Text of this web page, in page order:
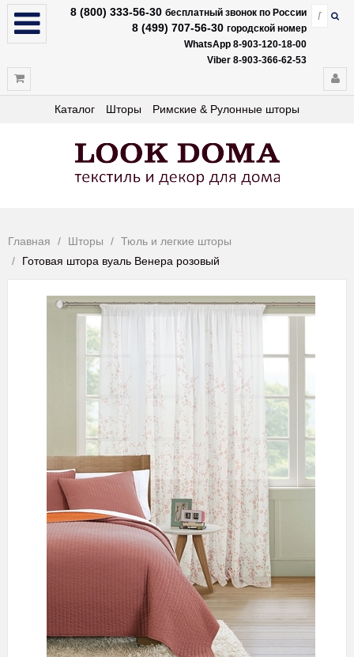
8 (800) 333-56-30 бесплатный звонок по России
8 (499) 707-56-30 городской номер
WhatsApp 8-903-120-18-00
Viber 8-903-366-62-53
Каталог Шторы Римские & Рулонные шторы
Главная Шторы
Тюль и легкие шторы
Готовая штора вуаль Венера розовый